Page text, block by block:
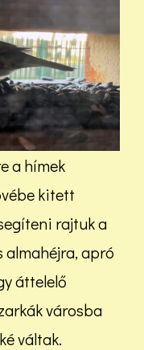
a hímek
kitett
rajtuk a
almahéjra, apró
áttelelő
városba
váltak.